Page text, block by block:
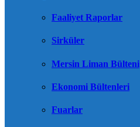
Faaliyet Raporlar
Sirküler
Mersin Liman Bülteni
Ekonomi Bültenleri
Fuarlar